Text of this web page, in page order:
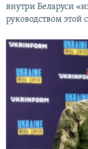
внутри Беларуси
руководством этой